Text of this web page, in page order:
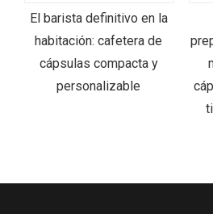
Olvídese de la
preparación débil: nuestra
máquina de café en
cápsulas para habitación